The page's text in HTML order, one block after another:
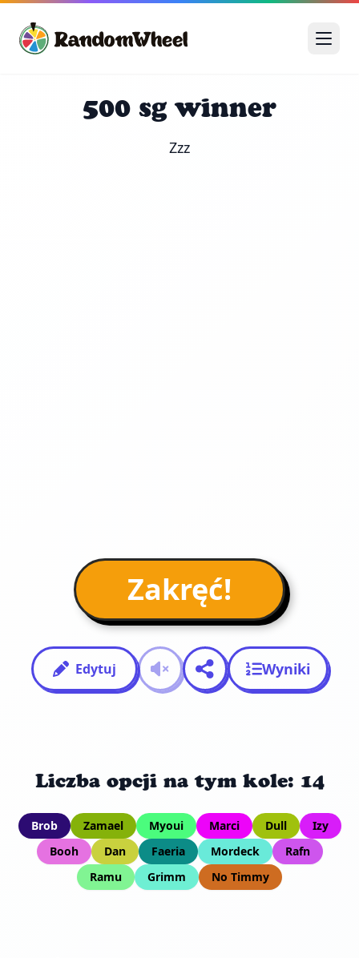
500 sg winner
Zzz
Zakręć!
Edytuj Wyniki
Liczba opcji na tym kole: 14
Brob Zamael Myoui Marci Dull
Izy
Booh
Dan Faeria Mordeck
Rafn
Ramu
Grimm No Timmy